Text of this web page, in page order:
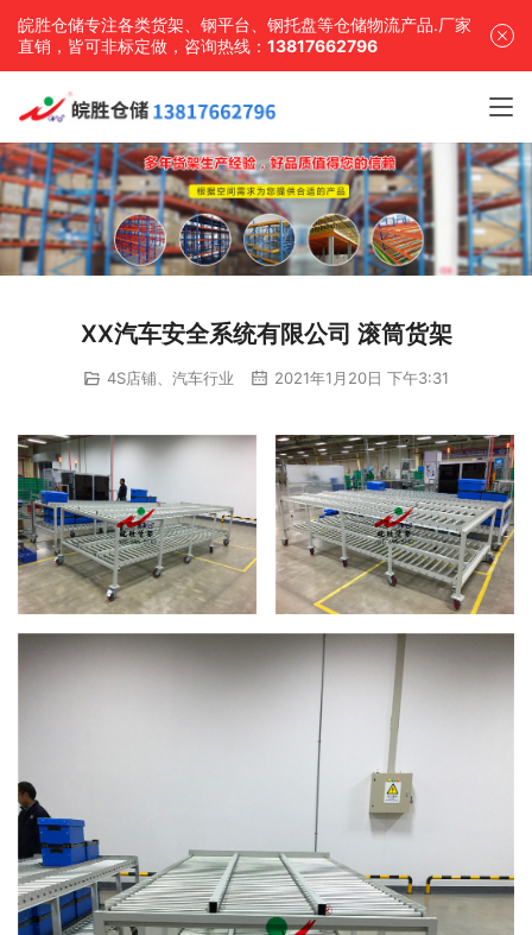
皖胜仓储专注各类货架、钢平台、钢托盘等仓储物流产品.厂家
直销，皆可非标定做，咨询热线： 13817662796
XX汽车安全系统有限公司 滚筒货架
4S店铺、汽车行业 2021年1月20日 下午3:31